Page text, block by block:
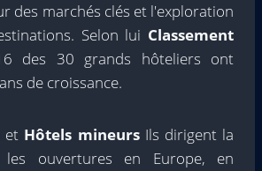
des marchés clés et l'exploration
Selon lui Classement
des 30 grands hôteliers ont
de croissance.
et Hôtels mineursIls dirigent la
les ouvertures en Europe, en